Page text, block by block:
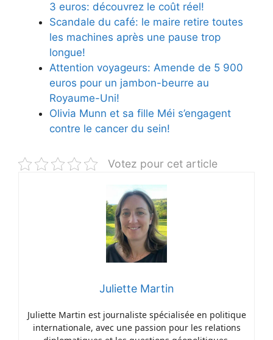
3 euros: découvrez le coût réel!
Scandale du café: le maire retire toutes
les machines après une pause trop
longue!
Attention voyageurs: Amende de 5 900
euros pour un jambon-beurre au
Royaume-Uni!
Olivia Munn et sa fille Méi s’engagent
contre le cancer du sein!
Votez pour cet article
Juliette Martin
Juliette Martin est journaliste spécialisée en politique
internationale, avec une passion pour les relations